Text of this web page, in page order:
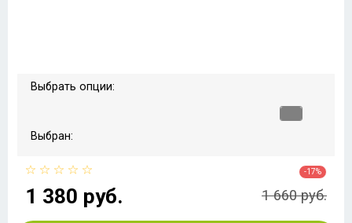
Выбрать опции:
Выбран:
1 380 руб.
-17%
1 660 руб.